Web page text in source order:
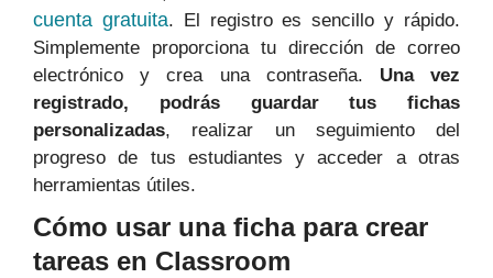
cuenta gratuita. El registro es sencillo y rápido.
Simplemente proporciona tu dirección de correo
electrónico y crea una contraseña. Una vez
registrado, podrás guardar tus fichas
personalizadas, realizar un seguimiento del
progreso de tus estudiantes y acceder a otras
herramientas útiles.
Cómo usar una ficha para crear
tareas en Classroom